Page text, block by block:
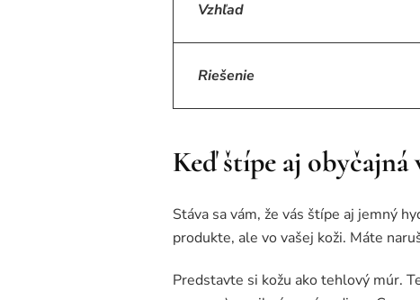
Vzhľad
Riešenie
Keď štípe aj obyčajná
Stáva sa vám, že vás štípe aj jemný
produkte, ale vo vašej koži. Máte
Predstavte si kožu ako tehlový múr.